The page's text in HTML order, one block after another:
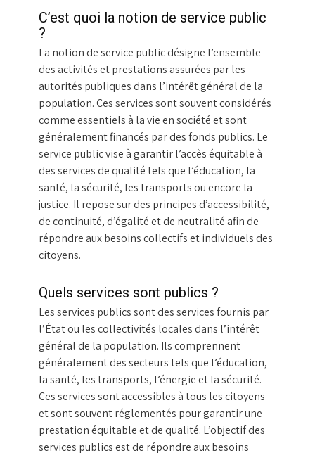
C’est quoi la notion de service public
?
La notion de service public désigne l’ensemble
des activités et prestations assurées par les
autorités publiques dans l’intérêt général de la
population. Ces services sont souvent considérés
comme essentiels à la vie en société et sont
généralement financés par des fonds publics. Le
service public vise à garantir l’accès équitable à
des services de qualité tels que l’éducation, la
santé, la sécurité, les transports ou encore la
justice. Il repose sur des principes d’accessibilité,
de continuité, d’égalité et de neutralité afin de
répondre aux besoins collectifs et individuels des
citoyens.
Quels services sont publics ?
Les services publics sont des services fournis par
l’État ou les collectivités locales dans l’intérêt
général de la population. Ils comprennent
généralement des secteurs tels que l’éducation,
la santé, les transports, l’énergie et la sécurité.
Ces services sont accessibles à tous les citoyens
et sont souvent réglementés pour garantir une
prestation équitable et de qualité. L’objectif des
services publics est de répondre aux besoins